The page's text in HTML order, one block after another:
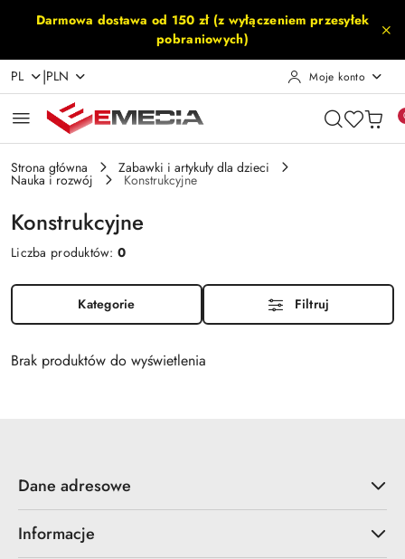
Przejdź do treści głównej
Przejdź do wyszukiwarki
Przejdź do moje konto
Przejdź do menu głównego
Przejdź do stopki
Darmowa dostawa od 150 zł (z wyłączeniem przesyłek
pobraniowych)
PL |PLN Moje konto
Strona główna Zabawki i artykuły dla dzieci
Nauka i rozwój Konstrukcyjne
Konstrukcyjne
Liczba produktów:0
Kategorie Filtruj
Brak produktów do wyświetlenia
Dane adresowe
Informacje